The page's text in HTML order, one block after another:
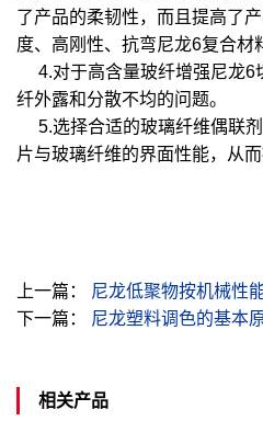
了产品的柔韧性，而且提高了
度、高刚性、抗弯尼龙6复合材
4.对于高含量玻纤增强尼龙6
纤外露和分散不均的问题。
5.选择合适的玻璃纤维偶联
片与玻璃纤维的界面性能，从
上一篇：
尼龙低聚物按机械性
下一篇：
尼龙塑料调色的基本
相关产品